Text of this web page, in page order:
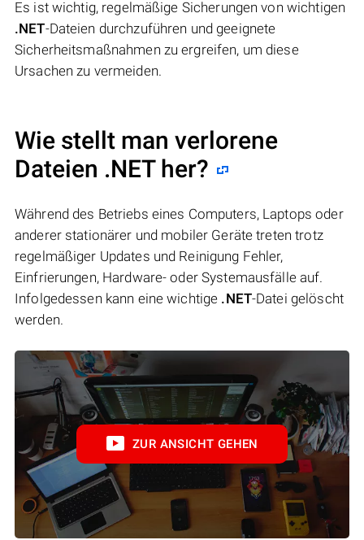
Es ist wichtig, regelmäßige Sicherungen von wichtigen
.NET-Dateien durchzuführen und geeignete
Sicherheitsmaßnahmen zu ergreifen, um diese
Ursachen zu vermeiden.
Wie stellt man verlorene
Dateien .NET her?
Während des Betriebs eines Computers, Laptops oder
anderer stationärer und mobiler Geräte treten trotz
regelmäßiger Updates und Reinigung Fehler,
Einfrierungen, Hardware- oder Systemausfälle auf.
Infolgedessen kann eine wichtige .NET-Datei gelöscht
werden.
ZUR ANSICHT GEHEN